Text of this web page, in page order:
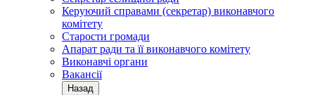
Керуючий справами (секретар) виконавчого
комітету
Старости громади
Апарат ради та її виконавчого комітету
Виконавчі органи
Вакансії
Назад